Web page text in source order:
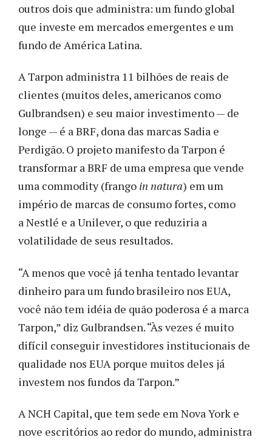
outros dois que administra: um fundo global
que investe em mercados emergentes e um
fundo de América Latina.
A Tarpon administra 11 bilhões de reais de
clientes (muitos deles, americanos como
Gulbrandsen) e seu maior investimento — de
longe — é a BRF, dona das marcas Sadia e
Perdigão. O projeto manifesto da Tarpon é
transformar a BRF de uma empresa que vende
uma commodity (frango in natura) em um
império de marcas de consumo fortes, como
a Nestlé e a Unilever, o que reduziria a
volatilidade de seus resultados.
“A menos que você já tenha tentado levantar
dinheiro para um fundo brasileiro nos EUA,
você não tem idéia de quão poderosa é a marca
Tarpon,” diz Gulbrandsen. “Às vezes é muito
difícil conseguir investidores institucionais de
qualidade nos EUA porque muitos deles já
investem nos fundos da Tarpon.”
A NCH Capital, que tem sede em Nova York e
nove escritórios ao redor do mundo, administra